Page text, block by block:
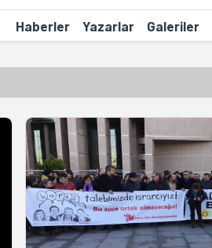
Haberler Yazarlar Galeriler